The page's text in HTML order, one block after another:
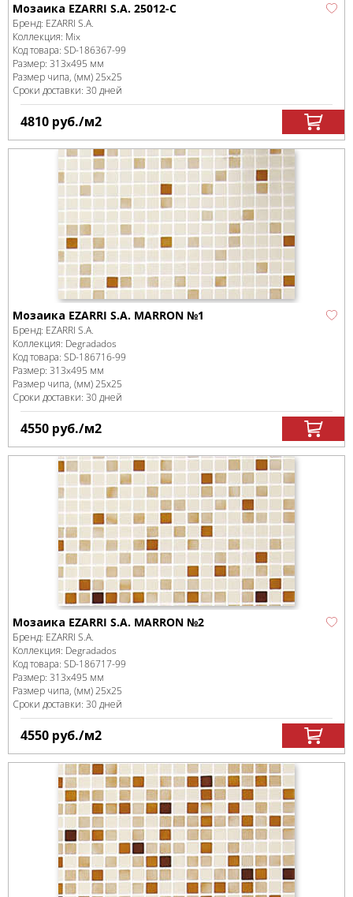
Мозаика EZARRI S.A. 25012-C
Бренд: EZARRI S.A.
Коллекция: Mix
Код товара: SD-186367-99
Размер: 313x495 мм
Размер чипа, (мм)25x25
Сроки доставки: 30 дней
4810 руб./м2
Мозаика EZARRI S.A. MARRON №1
Бренд: EZARRI S.A.
Коллекция: Degradados
Код товара: SD-186716-99
Размер: 313x495 мм
Размер чипа, (мм)25х25
Сроки доставки: 30 дней
4550 руб./м2
Мозаика EZARRI S.A. MARRON №2
Бренд: EZARRI S.A.
Коллекция: Degradados
Код товара: SD-186717-99
Размер: 313x495 мм
Размер чипа, (мм)25х25
Сроки доставки: 30 дней
4550 руб./м2